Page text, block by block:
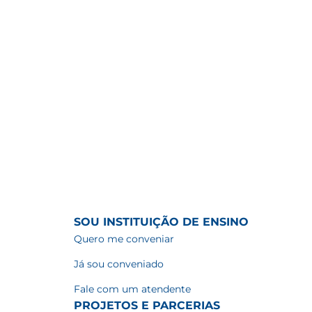
SOU INSTITUIÇÃO DE ENSINO
Quero me conveniar
Já sou conveniado
Fale com um atendente
PROJETOS E PARCERIAS